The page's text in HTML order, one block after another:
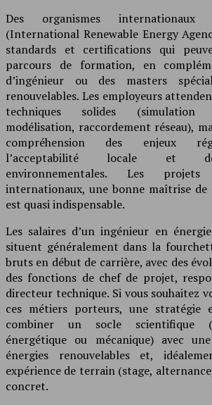
Des organismes internationaux
(International Renewable Energy
standards et certifications qui
parcours de formation, en
d’ingénieur ou des masters
renouvelables. Les employeurs
techniques solides
modélisation, raccordement réseau),
compréhension des enjeux
l’acceptabilité locale et
environnementales. Les
internationaux, une bonne maîtrise de
est quasi indispensable.
Les salaires d’un ingénieur en
situent généralement dans la
bruts en début de carrière, avec des
des fonctions de chef de projet,
directeur technique. Si vous souhaitez
ces métiers porteurs, une stratégie
combiner un socle scientifique
énergétique ou mécanique) avec
énergies renouvelables et,
expérience de terrain (stage,
concret.